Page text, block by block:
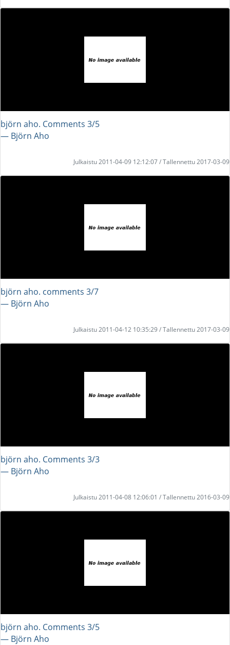
björn aho. Comments 3/5
― Björn Aho
Julkaistu 2011-04-09 12:12:07 / Tallennettu 2017-03-09
björn aho. comments 3/7
― Björn Aho
Julkaistu 2011-04-12 10:35:29 / Tallennettu 2017-03-09
björn aho. Comments 3/3
― Björn Aho
Julkaistu 2011-04-08 12:06:01 / Tallennettu 2016-03-09
björn aho. Comments 3/5
― Björn Aho